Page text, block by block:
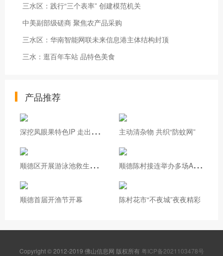
三水区：践行“三个表率” 创建模范机关
中美副部级磋商 聚焦农产品采购
三水区：华南智能网联未来信息港主体结构封顶
三水：逛百年车站 品特色美食
产品推荐
深
挖凤眼果特色IP 走出基层治理新路 主动清杂物 共织“防蚊网”
顺
德区开展游泳池救生员实操培训 顺
德陈村接连举办多场AI专题培训
顺德首届开渔节开幕 陈村花市“不夜城”夜夜精彩
Copyright © 2012-2019 佛山信息网 版权所有 粤ICP备2021103478号